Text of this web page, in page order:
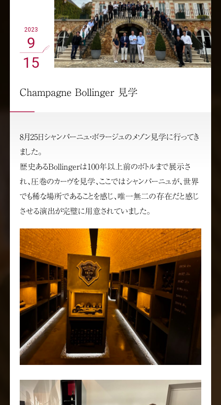
2023
9
15
Champagne Bollinger 見学
8月25日シャンパーニュ・ボラージュのメゾン見学に行ってき
ました。
歴史あるBollingerは100年以上前のボトルまで展示さ
れ、圧巻のカーヴを見学、ここではシャンパーニュが、世界
でも稀な場所であることを感じ、唯一無二の存在だと感じ
させる演出が完璧に用意されていました。